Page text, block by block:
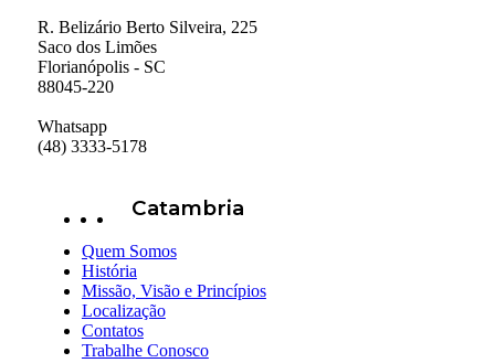
R. Belizário Berto Silveira, 225
Saco dos Limões
Florianópolis - SC
88045-220
Whatsapp
(48) 3333-5178
Catambria
Quem Somos
História
Missão, Visão e Princípios
Localização
Contatos
Trabalhe Conosco